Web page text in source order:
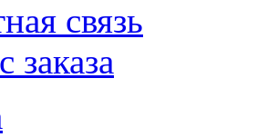
связь
заказа